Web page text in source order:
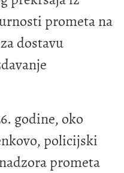
prometa na
dostavu
godine, oko
policijski
prometa